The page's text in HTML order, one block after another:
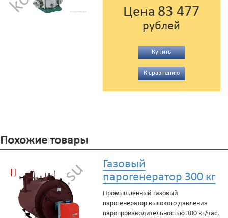
Цена 83 477
рублей
Купить
К сравнению
Похожие товары
Газовый
парогенератор 300 кг
Промышленный газовый
парогенератор высокого давления
паропроизводительностью 300 кг/час,